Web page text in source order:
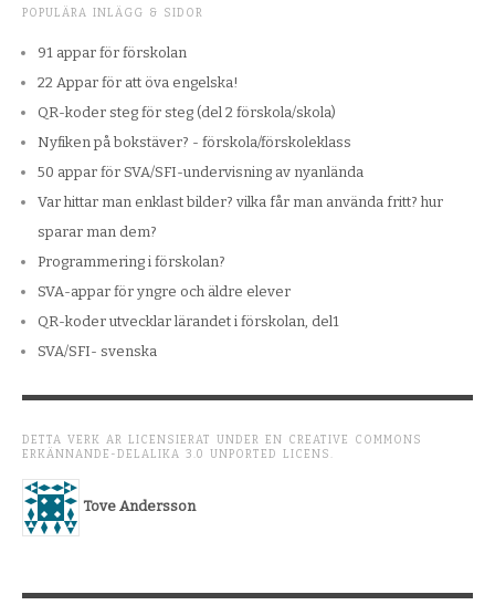
POPULÄRA INLÄGG & SIDOR
91 appar för förskolan
22 Appar för att öva engelska!
QR-koder steg för steg (del 2 förskola/skola)
Nyfiken på bokstäver? - förskola/förskoleklass
50 appar för SVA/SFI-undervisning av nyanlända
Var hittar man enklast bilder? vilka får man använda fritt? hur
sparar man dem?
Programmering i förskolan?
SVA-appar för yngre och äldre elever
QR-koder utvecklar lärandet i förskolan, del1
SVA/SFI- svenska
DETTA VERK ÄR LICENSIERAT UNDER EN CREATIVE COMMONS
ERKÄNNANDE-DELALIKA 3.0 UNPORTED LICENS.
Tove Andersson